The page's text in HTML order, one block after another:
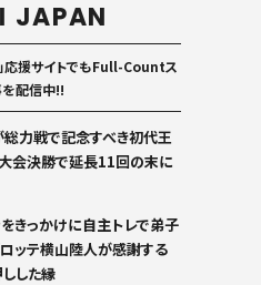
JAPAN
応援サイトでもFull-Countス
配信中!!
力戦で記念すべき初代王
会決勝で延長11回の末に
きっかけに自主トレで弟子
ッテ横山陸人が感謝する
した縁